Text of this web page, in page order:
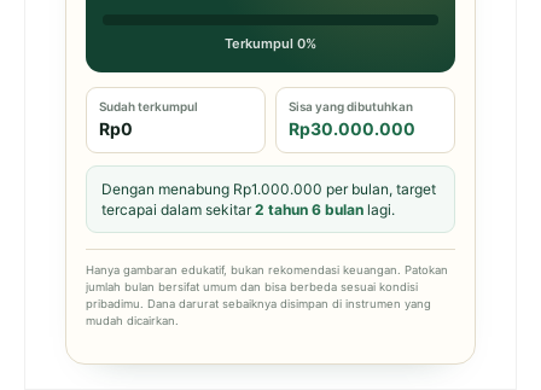
Terkumpul 0%
Sudah terkumpul
Rp0
Sisa yang dibutuhkan
Rp30.000.000
Dengan menabung Rp1.000.000 per bulan, target
tercapai dalam sekitar2 tahun 6 bulan lagi.
Hanya gambaran edukatif, bukan rekomendasi keuangan. Patokan
jumlah bulan bersifat umum dan bisa berbeda sesuai kondisi
pribadimu. Dana darurat sebaiknya disimpan di instrumen yang
mudah dicairkan.